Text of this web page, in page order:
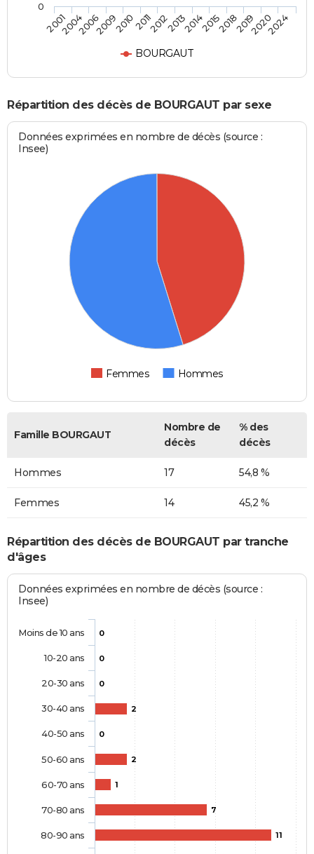
BOURGAUT
20012004200620092010201120122013201420152018201920202024
0
Répartition des décès de BOURGAUT par sexe
Données exprimées en nombre de décès (source :
Insee)
Femmes Hommes
Famille BOURGAUT
Nombre de
décès
% des
décès
Hommes 17 54,8 %
Femmes 14 45,2 %
Répartition des décès de BOURGAUT par tranche
d'âges
Données exprimées en nombre de décès (source :
Insee)
0
0
0
2
0
2
1
7
11
Moins de 10 ans
10-20 ans
20-30 ans
30-40 ans
40-50 ans
50-60 ans
60-70 ans
70-80 ans
80-90 ans